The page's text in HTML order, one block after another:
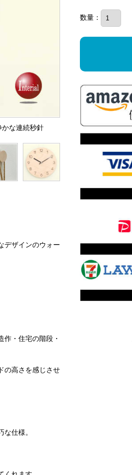
な連続秒針
デザインのウォー
・住宅の階段・
の高さを感じさせ
仕様。
数量：